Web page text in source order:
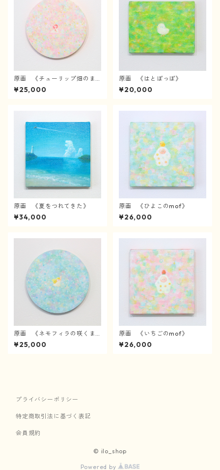
原画 《チューリップ畑のま
んなかで》
¥25,000
原画 《はとぽっぽ》
¥20,000
原画 《夏をつれてきた》
¥34,000
原画 《ひよこのmof》
¥26,000
原画 《ネモフィラの咲くま
んなかで》
¥25,000
原画 《いちごのmof》
¥26,000
プライバシーポリシー
特定商取引法に基づく表記
会員規約
© ilo_shop
Powered by